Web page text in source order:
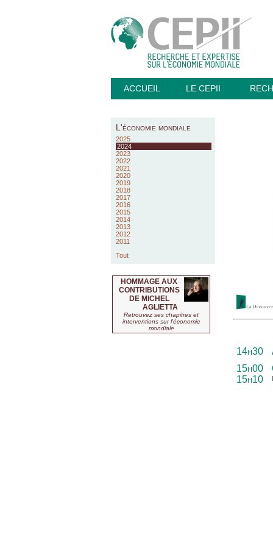
ACCUEIL LE CEPII
L'économie mondiale
2025
2024
2023
2022
2021
2020
2019
2018
2017
2016
2015
2014
2013
2012
2011
Tout
HOMMAGE AUX
CONTRIBUTIONS
DE MICHEL
AGLIETTA
Retrouvez ses chapitres et
interventions sur l'économie
mondiale
14h30
15h00
15h10